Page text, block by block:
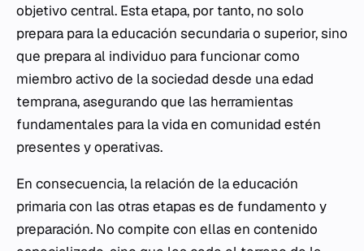
objetivo central. Esta etapa, por tanto, no solo
prepara para la educación secundaria o superior, sino
que prepara al individuo para funcionar como
miembro activo de la sociedad desde una edad
temprana, asegurando que las herramientas
fundamentales para la vida en comunidad estén
presentes y operativas.
En consecuencia, la relación de la educación
primaria con las otras etapas es de fundamento y
preparación. No compite con ellas en contenido